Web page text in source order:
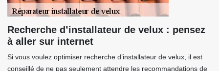
Recherche d’installateur de velux : pensez
à aller sur internet
Si vous voulez optimiser recherche d’installateur de velux, il est
conseillé de ne pas seulement attendre les recommandations de